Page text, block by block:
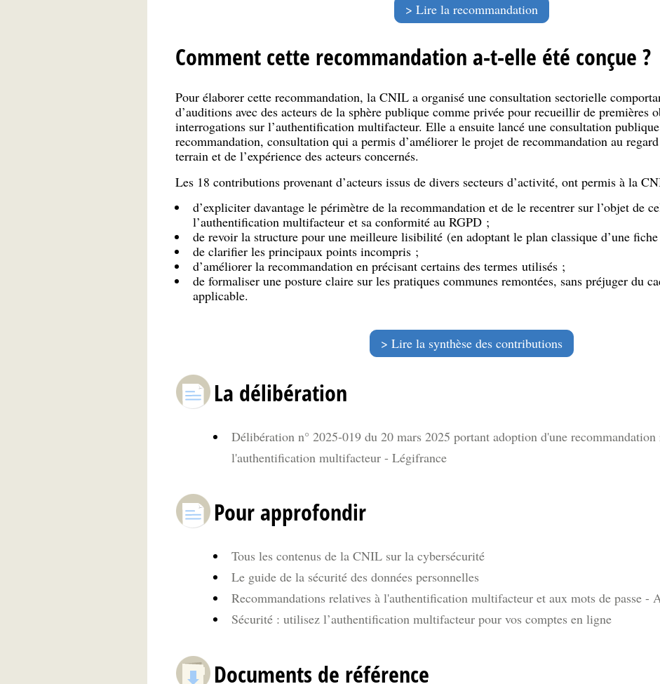
Lire la recommandation
Comment cette recommandation a-t-elle été conçue ?
Pour élaborer cette recommandation, la CNIL a organisé une consultation sectorielle
d’auditions avec des acteurs de la sphère publique comme privée pour recueillir de premières
interrogations sur l’authentification multifacteur. Elle a ensuite lancé une consultation
recommandation, consultation qui a permis d’améliorer le projet de recommandation au
terrain et de l’expérience des acteurs concernés.
Les 18 contributions provenant d’acteurs issus de divers secteurs d’activité, ont permis à la
d’expliciter davantage le périmètre de la recommandation et de le recentrer sur l’objet de
l’authentification multifacteur et sa conformité au RGPD ;
de revoir la structure pour une meilleure lisibilité (en adoptant le plan classique d’une
de clarifier les principaux points incompris ;
d’améliorer la recommandation en précisant certains des termes utilisés ;
de formaliser une posture claire sur les pratiques communes remontées, sans préjuger du
applicable.
Lire la synthèse des contributions
La délibération
Délibération n° 2025-019 du 20 mars 2025 portant adoption d'une recommandation
l'authentification multifacteur - Légifrance
Pour approfondir
Tous les contenus de la CNIL sur la cybersécurité
Le guide de la sécurité des données personnelles
Recommandations relatives à l'authentification multifacteur et aux mots de passe -
Sécurité : utilisez l’authentification multifacteur pour vos comptes en ligne
Documents de référence